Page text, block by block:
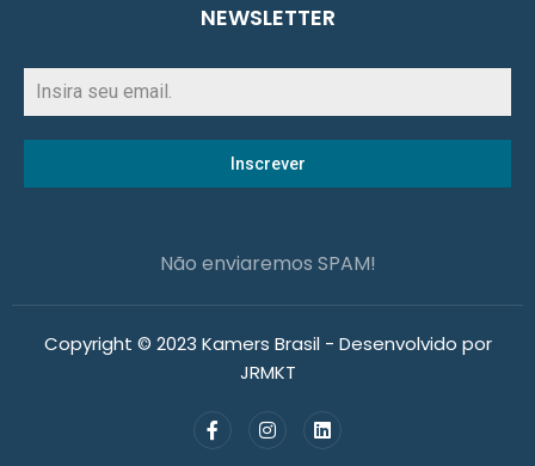
NEWSLETTER
Inscrever
Não enviaremos SPAM!
Copyright © 2023 Kamers Brasil - Desenvolvido por
JRMKT